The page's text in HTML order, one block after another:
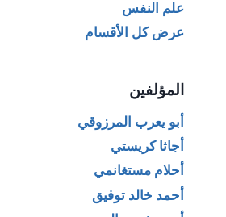
علم النفس
عرض كل الأقسام
المؤلفين
أبو يعرب المرزوقي
أجاثا كريستي
أحلام مستغانمي
أحمد خالد توفيق